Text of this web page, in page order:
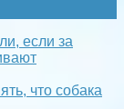
если за
что собака